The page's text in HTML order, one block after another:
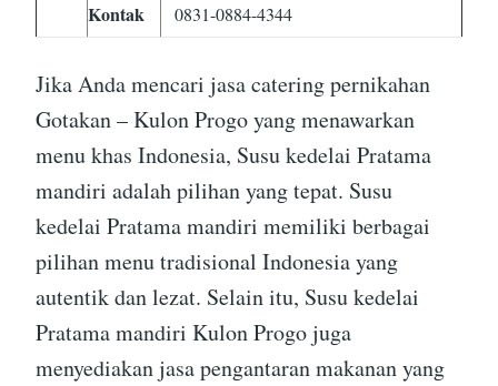
Kontak 0831-0884-4344
Jika Anda mencari jasa catering pernikahan
Gotakan – Kulon Progo yang menawarkan
menu khas Indonesia, Susu kedelai Pratama
mandiri adalah pilihan yang tepat. Susu
kedelai Pratama mandiri memiliki berbagai
pilihan menu tradisional Indonesia yang
autentik dan lezat. Selain itu, Susu kedelai
Pratama mandiri Kulon Progo juga
menyediakan jasa pengantaran makanan yang